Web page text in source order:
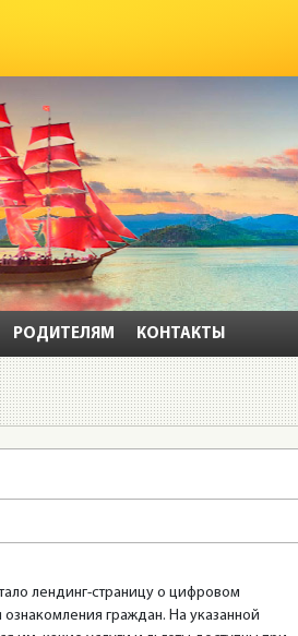
РОДИТЕЛЯМ КОНТАКТЫ
лендинг-страницу о цифровом
граждан. На указанной